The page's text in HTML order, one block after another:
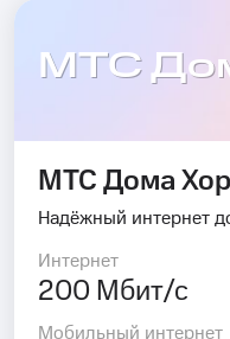
МТС
МТС Дома
Надёжный интернет
Интернет
200 Мбит/с
Мобильный интернет